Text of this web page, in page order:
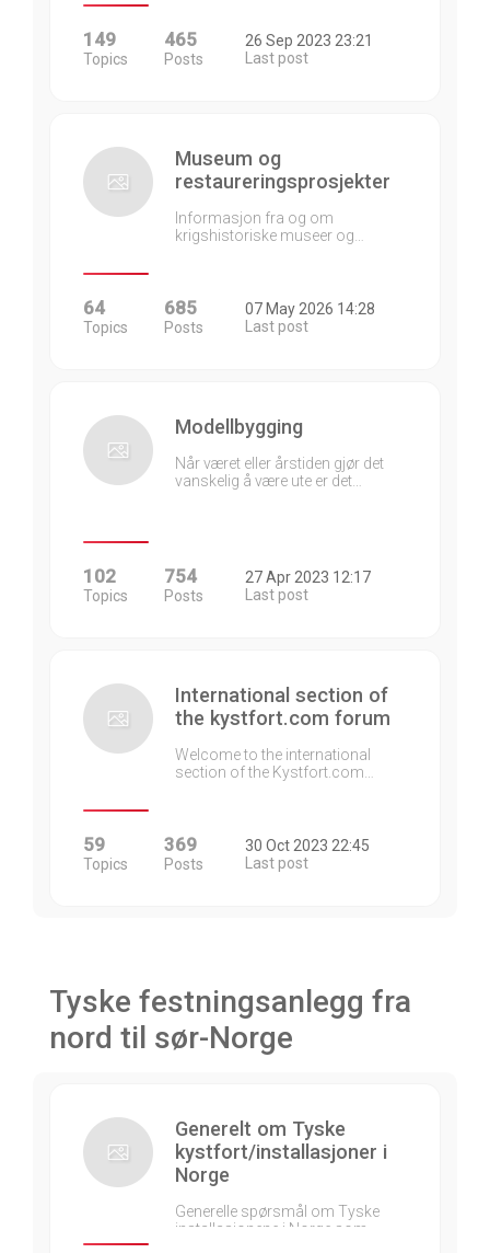
149
Topics
465
Posts
26 Sep 2023 23:21
Last post
Museum og
restaureringsprosjekter
Informasjon fra og om
krigshistoriske museer og…
64
Topics
685
Posts
07 May 2026 14:28
Last post
Modellbygging
Når været eller årstiden gjør det
vanskelig å være ute er det…
102
Topics
754
Posts
27 Apr 2023 12:17
Last post
International section of
the kystfort.com forum
Welcome to the international
section of the Kystfort.com…
59
Topics
369
Posts
30 Oct 2023 22:45
Last post
Tyske festningsanlegg fra
nord til sør-Norge
Generelt om Tyske
kystfort/installasjoner i
Norge
Generelle spørsmål om Tyske
installasjonene i Norge som…